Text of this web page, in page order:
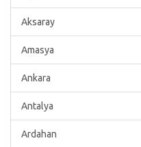
Aksaray
Amasya
Ankara
Antalya
Ardahan